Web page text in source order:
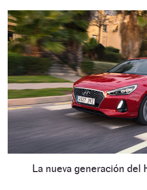
La nueva generación del